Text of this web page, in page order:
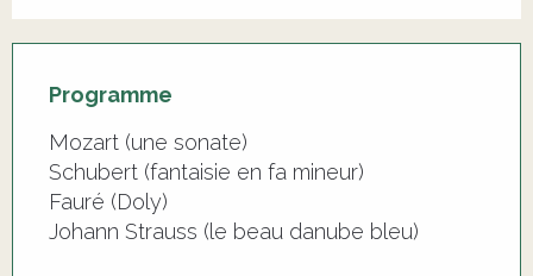
Programme
Mozart (une sonate)
Schubert (fantaisie en fa mineur)
Fauré (Doly)
Johann Strauss (le beau danube bleu)